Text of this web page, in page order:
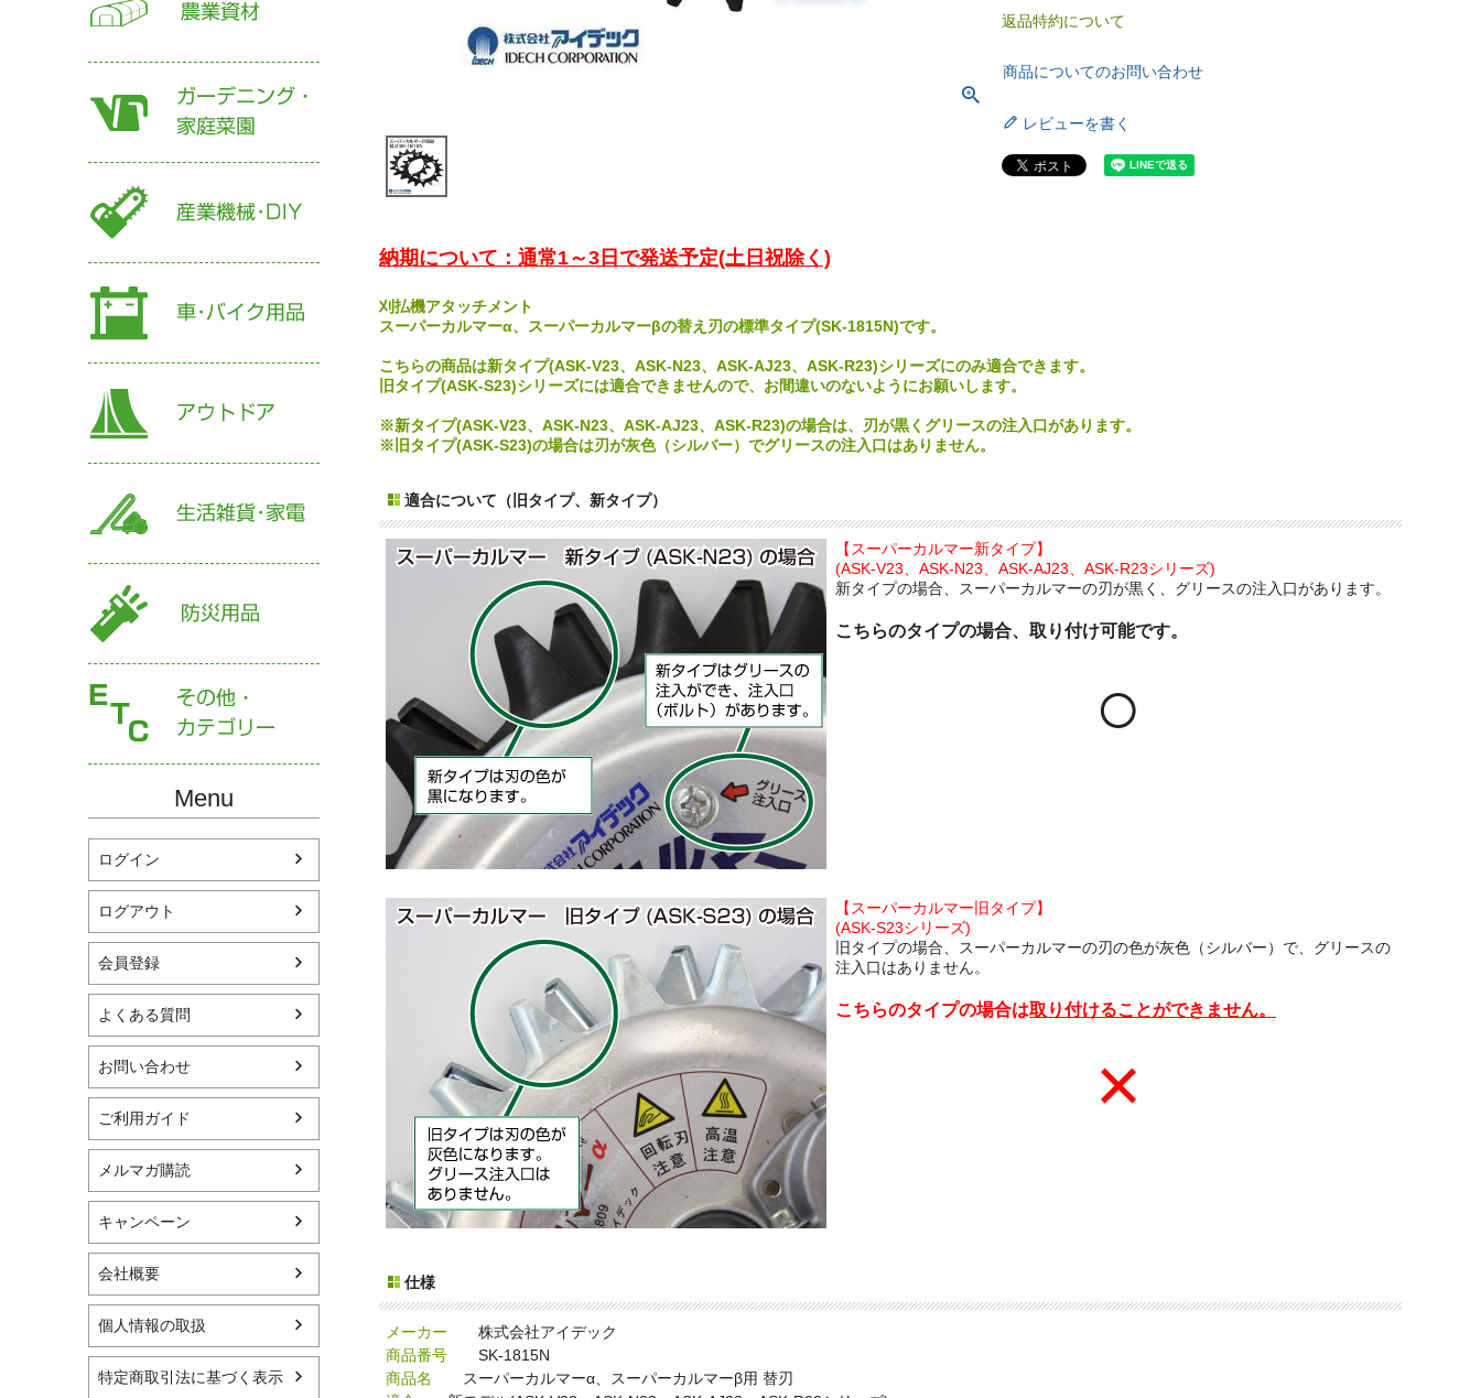
Menu
ログイン
ログアウト
会員登録
よくある質問
お問い合わせ
ご利用ガイド
メルマガ購読
キャンペーン
会社概要
個人情報の取扱
特定商取引法に基づく表示
返品特約について
商品についてのお問い合わせ
レビューを書く
納期について：通常1～3日で発送予定(土日祝除く)
刈払機アタッチメント
スーパーカルマーα、スーパーカルマーβの替え刃の標準タイプ(SK-1815N)です。
こちらの商品は新タイプ(ASK-V23、ASK-N23、ASK-AJ23、ASK-R23)シリーズにのみ適合できます。
旧タイプ(ASK-S23)シリーズには適合できませんので、お間違いのないようにお願いします。
※新タイプ(ASK-V23、ASK-N23、ASK-AJ23、ASK-R23)の場合は、刃が黒くグリースの注入口があります。
※旧タイプ(ASK-S23)の場合は刃が灰色（シルバー）でグリースの注入口はありません。
適合について（旧タイプ、新タイプ）
【スーパーカルマー新タイプ】
(ASK-V23、ASK-N23、ASK-AJ23、ASK-R23シリーズ)
新タイプの場合、スーパーカルマーの刃が黒く、グリースの注入口があります。
こちらのタイプの場合、取り付け可能です。
○
【スーパーカルマー旧タイプ】
(ASK-S23シリーズ)
旧タイプの場合、スーパーカルマーの刃の色が灰色（シルバー）で、グリースの
注入口はありません。
こちらのタイプの場合は取り付けることができません。
×
仕様
メーカー 株式会社アイデック
商品番号 SK-1815N
商品名
スーパーカルマーα、スーパーカルマーβ用 替刃